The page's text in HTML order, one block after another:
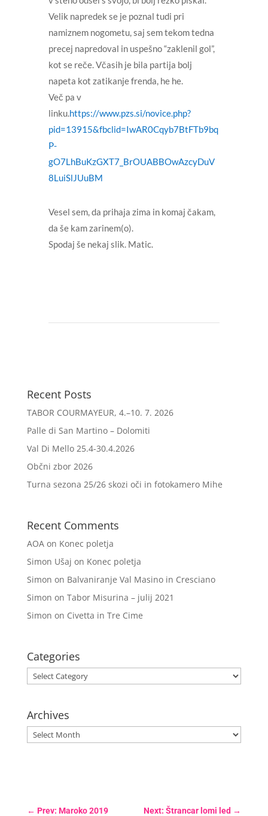
Velik napredek se je poznal tudi pri
namiznem nogometu, saj sem tekom tedna
precej napredoval in uspešno “zaklenil gol”,
kot se reče. Včasih je bila partija bolj
napeta kot zatikanje frenda, he he.
Več pa v
linku.https://www.pzs.si/novice.php?
pid=13915&fbclid=IwAR0Cqyb7BtFTb9bq
P-
gO7LhBuKzGXT7_BrOUABBOwAzcyDuV
8LuiSlJUuBM
Vesel sem, da prihaja zima in komaj čakam,
da še kam zarinem(o).
Spodaj še nekaj slik. Matic.
Recent Posts
TABOR COURMAYEUR, 4.–10. 7. 2026
Palle di San Martino – Dolomiti
Val Di Mello 25.4-30.4.2026
Občni zbor 2026
Turna sezona 25/26 skozi oči in fotokamero Mihe
Recent Comments
AOAon Konec poletja
Simon Ušaj on Konec poletja
Simon on Balvaniranje Val Masino in Cresciano
Simon on Tabor Misurina – julij 2021
Simon on Civetta in Tre Cime
Categories
Categories
Archives
Archives
← Prev: Maroko 2019 Next: Štrancar lomi led →